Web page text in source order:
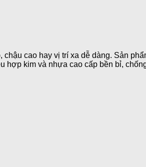
cao hay vị trí xa dễ dàng. Sản
hợp kim và nhựa cao cấp bền bỉ,